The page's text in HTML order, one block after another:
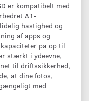
er kompatibelt med
A1-
hastighed og
af apps og
på op til
stærkt i ydeevne,
til driftssikkerhed,
at dine fotos,
med